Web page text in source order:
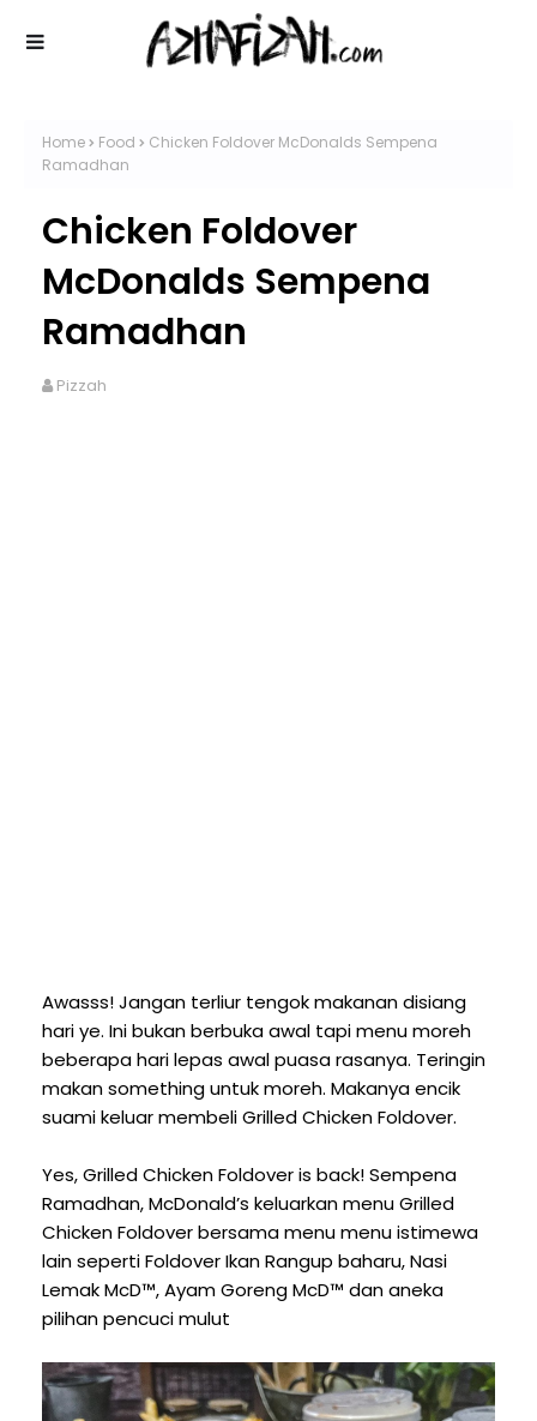
Home Food
Chicken Foldover McDonalds Sempena
Ramadhan
Chicken Foldover
McDonalds Sempena
Ramadhan
Pizzah
Awasss! Jangan terliur tengok makanan disiang
hari ye. Ini bukan berbuka awal tapi menu moreh
beberapa hari lepas awal puasa rasanya. Teringin
makan something untuk moreh. Makanya encik
suami keluar membeli Grilled Chicken Foldover.
Yes, Grilled Chicken Foldover is back! Sempena
Ramadhan, McDonald’s keluarkan menu Grilled
Chicken Foldover bersama menu menu istimewa
lain seperti Foldover Ikan Rangup baharu, Nasi
Lemak McD™, Ayam Goreng McD™ dan aneka
pilihan pencuci mulut